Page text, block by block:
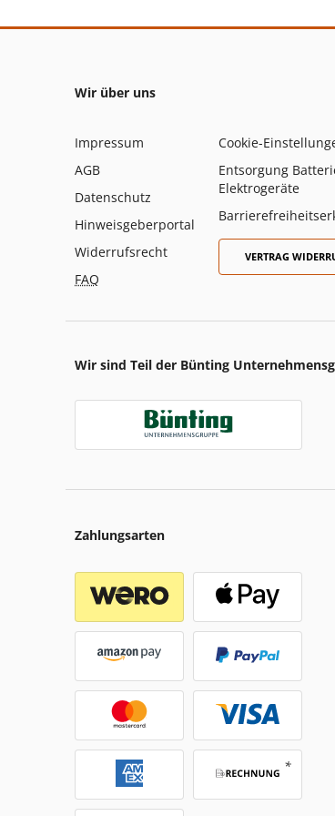
Wir über uns
Impressum
AGB
Datenschutz
Hinweisgeberportal
Widerrufsrecht
FAQ
Cookie-
Entsorgung
Elektrogeräte
VERTRAG
Wir sind Teil der Bünting
Zahlungsarten